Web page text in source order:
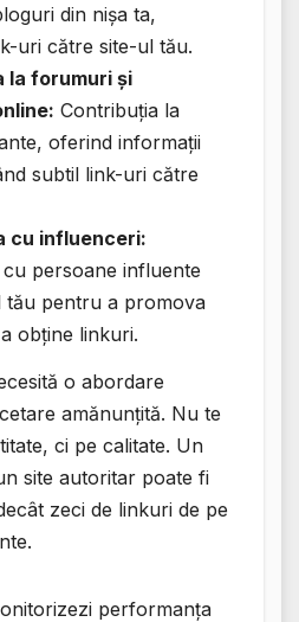
din nișa ta,
uri către site-ul tău.
la forumuri și
Contribuția la
oferind informații
subtil link-uri către
cu influenceri:
persoane influente
tău pentru a promova
obține linkuri.
o abordare
amănunțită. Nu te
ci pe calitate. Un
site autoritar poate fi
zeci de linkuri de pe
performanța